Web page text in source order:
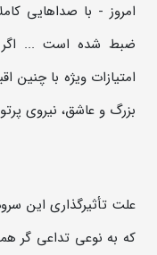
امروز - با صداهایی
ضبط شده است ... اگر
امتیازات ویژه با چنین
بزرگ و عاشق، نیروی
علت تأثیرگذاری این
که به نوعی تداعی گر